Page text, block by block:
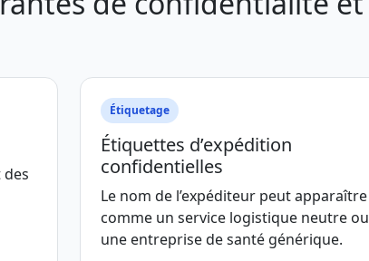
Étiquetage
Étiquettes d’expédition
confidentielles
Le nom de l’expéditeur peut apparaître
comme un service logistique neutre ou
une entreprise de santé générique.